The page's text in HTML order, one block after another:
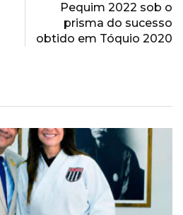
Pequim 2022 sob o
prisma do sucesso
obtido em Tóquio 2020